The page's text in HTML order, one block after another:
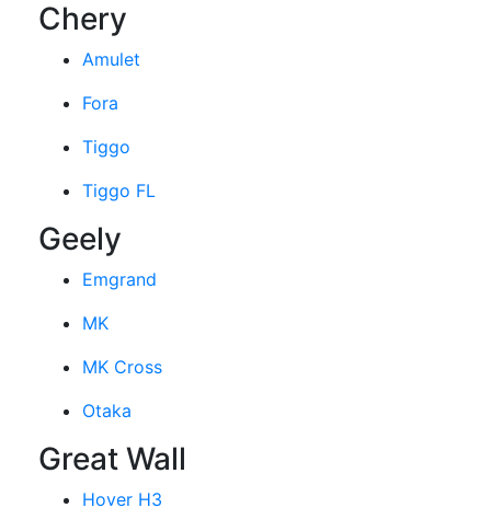
Chery
Amulet
Fora
Tiggo
Tiggo FL
Geely
Emgrand
MK
MK Cross
Otaka
Great Wall
Hover H3